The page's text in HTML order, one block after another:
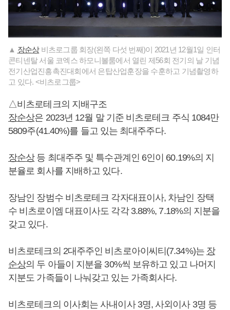
▲ 장순상비츠로그룹 회장(왼쪽 다섯 번째)이 2021년 12월1일 인터
콘티넨탈 서울 코엑스 하모니볼룸에서 열린 제56회 전기의 날 기념
전기산업진흥촉진대회에서 은탑산업훈장을 수훈하고 기념촬영하
고 있다. <비츠로그룹>
△비츠로테크의 지배구조
장순상은 2023년 12월 말 기준 비츠로테크 주식 1084만
5809주(41.40%)를 들고 있는 최대주주다.
장순상등 최대주주 및 특수관계인 6인이 60.19%의 지
분율로 회사를 지배하고 있다.
장남인 장범수 비츠로테크 각자대표이사, 차남인 장택
수 비츠로이엠 대표이사도 각각 3.88%, 7.18%의 지분을
갖고 있다.
비츠로테크의 2대주주인 비츠로아이씨티(7.34%)는 장
순상의 두 아들이 지분을 30%씩 보유하고 있고 나머지
지분도 가족들이 나눠갖고 있는 가족회사다.
비츠로테크의 이사회는 사내이사 3명, 사외이사 3명 등